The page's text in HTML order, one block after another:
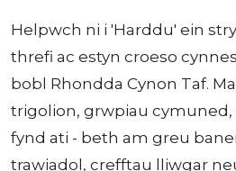
Helpwch ni i 'Harddu' ein
threfi ac estyn croeso
bobl Rhondda Cynon Taf.
trigolion, grwpiau cymuned,
fynd ati - beth am greu
trawiadol, crefftau lliwgar